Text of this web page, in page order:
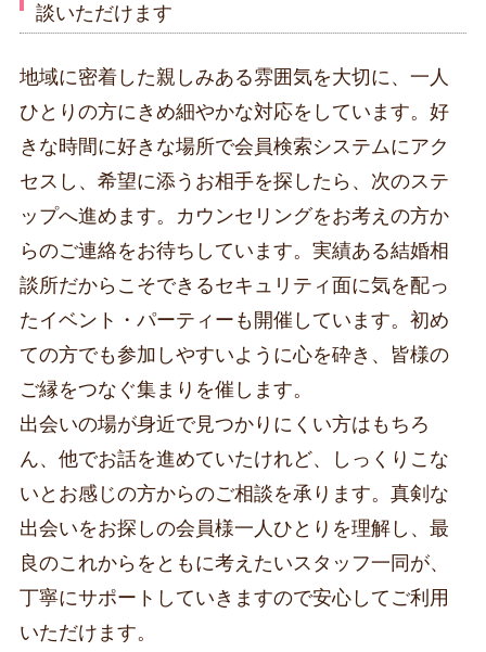
談いただけます
地域に密着した親しみある雰囲気を大切に、一人
ひとりの方にきめ細やかな対応をしています。好
きな時間に好きな場所で会員検索システムにアク
セスし、希望に添うお相手を探したら、次のステ
ップへ進めます。カウンセリングをお考えの方か
らのご連絡をお待ちしています。実績ある結婚相
談所だからこそできるセキュリティ面に気を配っ
たイベント・パーティーも開催しています。初め
ての方でも参加しやすいように心を砕き、皆様の
ご縁をつなぐ集まりを催します。
出会いの場が身近で見つかりにくい方はもちろ
ん、他でお話を進めていたけれど、しっくりこな
いとお感じの方からのご相談を承ります。真剣な
出会いをお探しの会員様一人ひとりを理解し、最
良のこれからをともに考えたいスタッフ一同が、
丁寧にサポートしていきますので安心してご利用
いただけます。